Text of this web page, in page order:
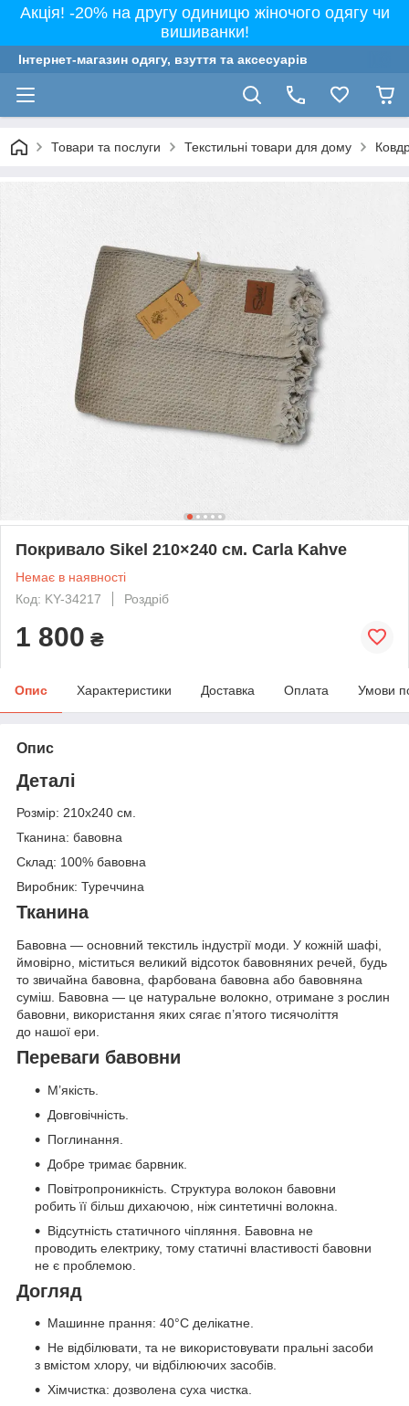
Акція! -20% на другу одиницю жіночого одягу чи
вишиванки!
Інтернет-магазин одягу, взуття та аксесуарів
Товари та послуги Текстильні товари для дому
Покривало Sikel 210×240 см. Carla Kahve
Немає в наявності
Код: KY-34217
Роздріб
1 800 ₴
Опис Характеристики Доставка Оплата Умови
Опис
Деталі
Розмір: 210х240 см.
Тканина: бавовна
Склад: 100% бавовна
Виробник: Туреччина
Тканина
Бавовна — основний текстиль індустрії моди. У кожній шафі,
ймовірно, міститься великий відсоток бавовняних речей, будь
то звичайна бавовна, фарбована бавовна або бавовняна
суміш. Бавовна — це натуральне волокно, отримане з рослин
бавовни, використання яких сягає п’ятого тисячоліття
до нашої ери.
Переваги бавовни
М’якість.
Довговічність.
Поглинання.
Добре тримає барвник.
Повітропроникність. Структура волокон бавовни
робить її більш дихаючою, ніж синтетичні волокна.
Відсутність статичного чіпляння. Бавовна не
проводить електрику, тому статичні властивості бавовни
не є проблемою.
Догляд
Машинне прання: 40°C делікатне.
Не відбілювати, та не використовувати пральні засоби
з вмістом хлору, чи відбілюючих засобів.
Хімчистка: дозволена суха чистка.